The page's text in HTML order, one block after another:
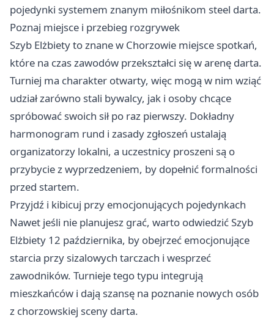
pojedynki systemem znanym miłośnikom steel darta.
Poznaj miejsce i przebieg rozgrywek
Szyb Elżbiety to znane w Chorzowie miejsce spotkań,
które na czas zawodów przekształci się w arenę darta.
Turniej ma charakter otwarty, więc mogą w nim wziąć
udział zarówno stali bywalcy, jak i osoby chcące
spróbować swoich sił po raz pierwszy. Dokładny
harmonogram rund i zasady zgłoszeń ustalają
organizatorzy lokalni, a uczestnicy proszeni są o
przybycie z wyprzedzeniem, by dopełnić formalności
przed startem.
Przyjdź i kibicuj przy emocjonujących pojedynkach
Nawet jeśli nie planujesz grać, warto odwiedzić Szyb
Elżbiety 12 października, by obejrzeć emocjonujące
starcia przy sizalowych tarczach i wesprzeć
zawodników. Turnieje tego typu integrują
mieszkańców i dają szansę na poznanie nowych osób
z chorzowskiej sceny darta.